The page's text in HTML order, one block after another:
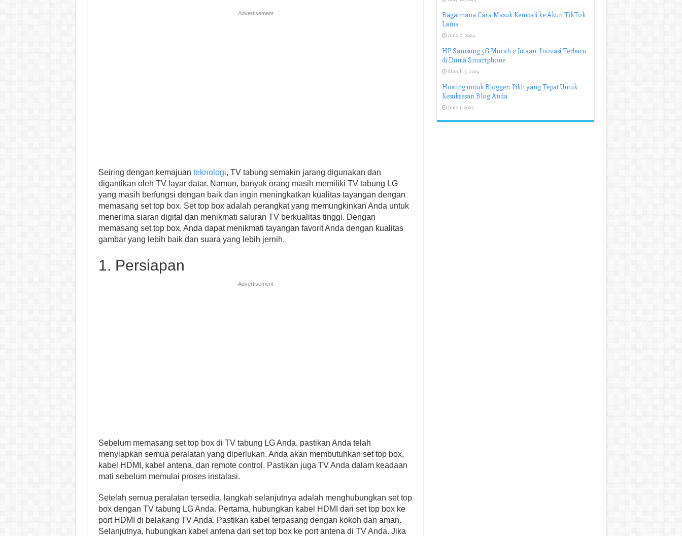
Advertisement
Seiring dengan kemajuan teknologi, TV tabung semakin jarang digunakan dan
digantikan oleh TV layar datar. Namun, banyak orang masih memiliki TV tabung LG
yang masih berfungsi dengan baik dan ingin meningkatkan kualitas tayangan dengan
memasang set top box. Set top box adalah perangkat yang memungkinkan Anda untuk
menerima siaran digital dan menikmati saluran TV berkualitas tinggi. Dengan
memasang set top box, Anda dapat menikmati tayangan favorit Anda dengan kualitas
gambar yang lebih baik dan suara yang lebih jernih.
1. Persiapan
Advertisement
Sebelum memasang set top box di TV tabung LG Anda, pastikan Anda telah
menyiapkan semua peralatan yang diperlukan. Anda akan membutuhkan set top box,
kabel HDMI, kabel antena, dan remote control. Pastikan juga TV Anda dalam keadaan
mati sebelum memulai proses instalasi.
Setelah semua peralatan tersedia, langkah selanjutnya adalah menghubungkan set top
box dengan TV tabung LG Anda. Pertama, hubungkan kabel HDMI dari set top box ke
port HDMI di belakang TV Anda. Pastikan kabel terpasang dengan kokoh dan aman.
Selanjutnya, hubungkan kabel antena dari set top box ke port antena di TV Anda. Jika
Bagaimana Cara Masuk Kembali ke Akun TikTok
Lama
June 6, 2024
HP Samsung 5G Murah 2 Jutaan: Inovasi Terbaru
di Dunia Smartphone
March 3, 2024
Hosting untuk Blogger: Pilih yang Tepat Untuk
Kesuksesan Blog Anda
June 1, 2023